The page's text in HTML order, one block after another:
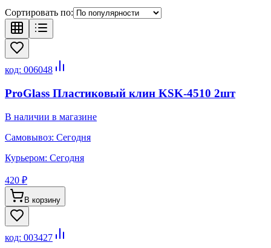
Сортировать по:
код: 006048
ProGlass Пластиковый клин KSK-4510 2шт
В наличии в магазине
Самовывоз: Сегодня
Курьером: Сегодня
420 ₽
В корзину
код: 003427